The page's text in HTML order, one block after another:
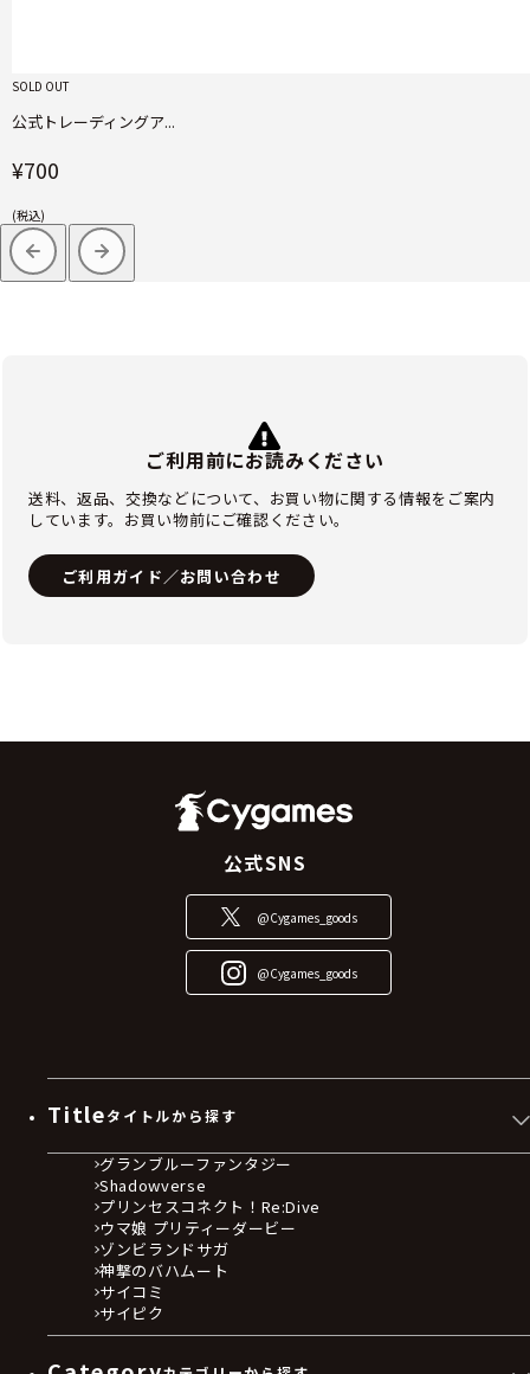
SOLD OUT
公式トレーディングア...
¥700
(税込)
ご利用前にお読みください
送料、返品、交換などについて、お買い物に関する情報をご案内
しています。お買い物前にご確認ください。
ご利用ガイド／お問い合わせ
公式SNS
@Cygames_goods
@Cygames_goods
Titleタイトルから探す
グランブルーファンタジー
Shadowverse
プリンセスコネクト！Re:Dive
ウマ娘 プリティーダービー
ゾンビランドサガ
神撃のバハムート
サイコミ
サイピク